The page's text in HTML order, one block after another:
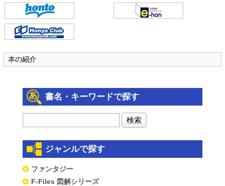
本の紹介
書名・キーワードで探す
ジャンルで探す
ファンタジー
F-Files 図解シリーズ